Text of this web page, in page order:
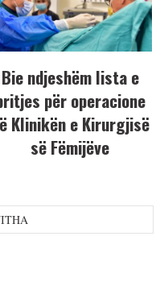
Bie ndjeshëm lista e
për operacione
Klinikën e Kirurgjisë
së Fëmijëve